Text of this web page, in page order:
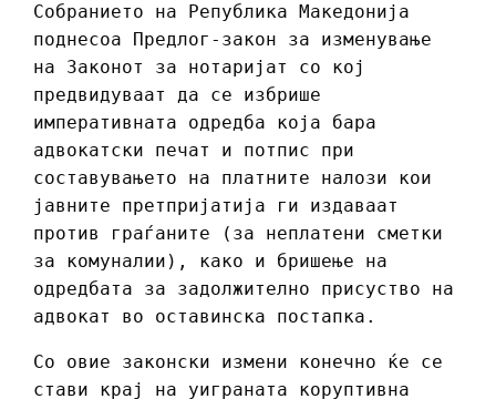
Собранието на Република Македонија
поднесоа Предлог-закон за изменување
на Законот за нотаријат со кој
предвидуваат да се избрише
императивната одредба која бара
адвокатски печат и потпис при
составувањето на платните налози кои
јавните претпријатија ги издаваат
против граѓаните (за неплатени сметки
за комуналии), како и бришење на
одредбата за задолжително присуство на
адвокат во оставинска постапка.
Со овие законски измени конечно ќе се
стави крај на уиграната коруптивна